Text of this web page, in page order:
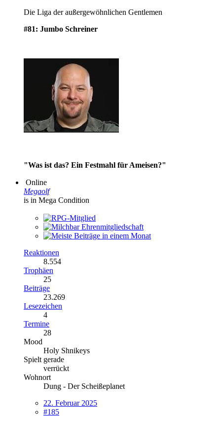
Die Liga der außergewöhnlichen Gentlemen
#81: Jumbo Schreiner
"Was ist das? Ein Festmahl für Ameisen?"
Online
Megaolf
is in Mega Condition
Reaktionen
8.554
Trophäen
25
Beiträge
23.269
Lesezeichen
4
Termine
28
Mood
Holy Shnikeys
Spielt gerade
verrückt
Wohnort
Dung - Der Scheißeplanet
22. Februar 2025
#185